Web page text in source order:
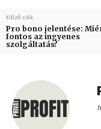
Előző cikk
Pro bono jelentése:
fontos az ingyenes
szolgáltatás?